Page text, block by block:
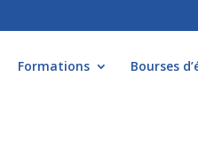
Formations Bourses